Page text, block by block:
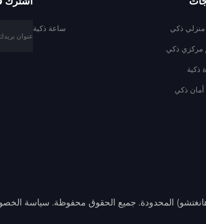
منزلي ذكي
مركزي ذكي
ذكية
أمان ذكي
ساعة ذكية
المحدودة. جميع الحقوق محفوظة. سياسة